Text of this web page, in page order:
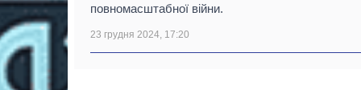
повномасштабної війни.
23 грудня 2024, 17:20